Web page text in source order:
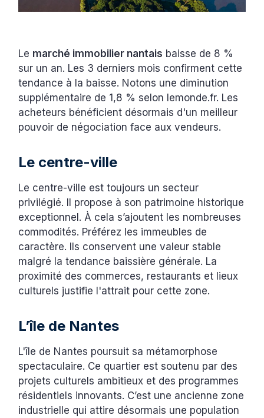
Le marché immobilier nantais baisse de 8 %
sur un an. Les 3 derniers mois confirment cette
tendance à la baisse. Notons une diminution
supplémentaire de 1,8 % selon lemonde.fr. Les
acheteurs bénéficient désormais d'un meilleur
pouvoir de négociation face aux vendeurs.
Le centre-ville
Le centre-ville est toujours un secteur
privilégié. Il propose à son patrimoine historique
exceptionnel. À cela s’ajoutent les nombreuses
commodités. Préférez les immeubles de
caractère. Ils conservent une valeur stable
malgré la tendance baissière générale. La
proximité des commerces, restaurants et lieux
culturels justifie l'attrait pour cette zone.
L’île de Nantes
L'île de Nantes poursuit sa métamorphose
spectaculaire. Ce quartier est soutenu par des
projets culturels ambitieux et des programmes
résidentiels innovants. C’est une ancienne zone
industrielle qui attire désormais une population